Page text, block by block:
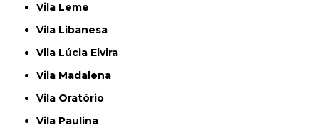
Vila Leme
Vila Libanesa
Vila Lúcia Elvira
Vila Madalena
Vila Oratório
Vila Paulina